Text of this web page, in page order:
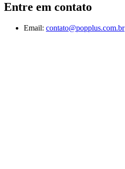
Entre em contato
Email: contato@popplus.com.br